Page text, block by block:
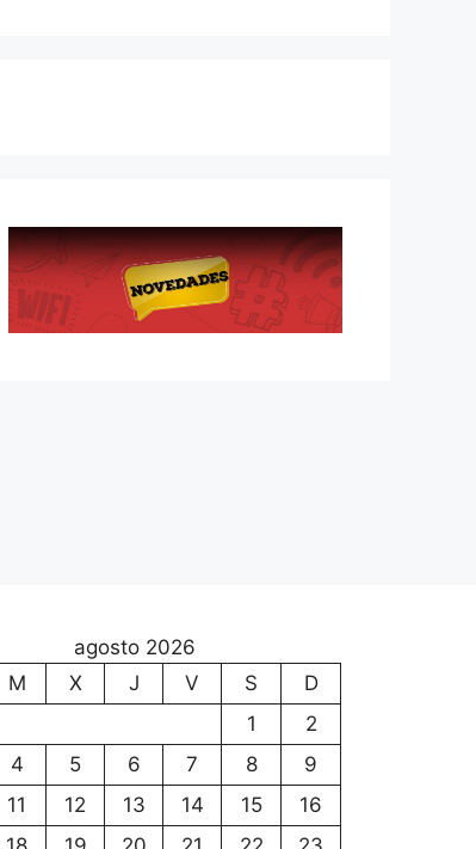
agosto 2026
M X J V S
D
1
2
4 5 6 7 8
9
11 12 13 14 15
16